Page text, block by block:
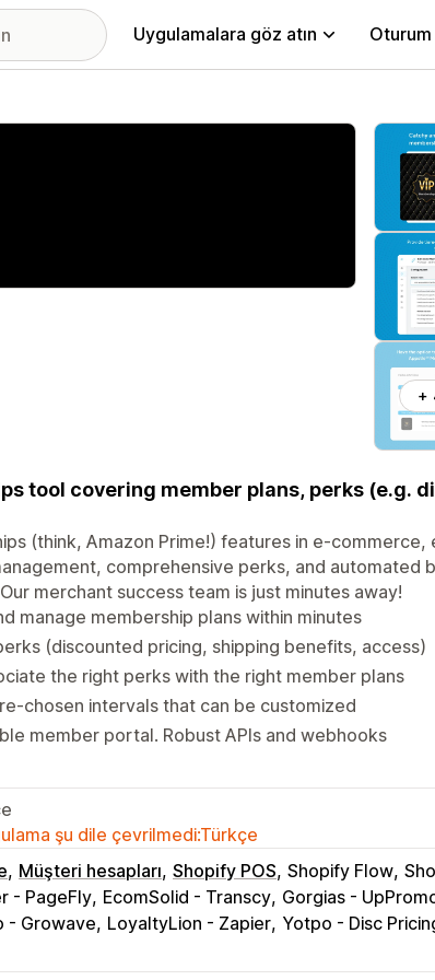
Uygulamalara göz atın
+
tool covering member plans, perks (e.g.
(think, Amazon Prime!) features in e-commerce,
comprehensive perks, and automated
merchant success team is just minutes away!
manage membership plans within minutes
(discounted pricing, shipping benefits, access)
the right perks with the right member plans
chosen intervals that can be customized
member portal. Robust APIs and webhooks
şu dile çevrilmedi:Türkçe
Müşteri hesapları Shopify POS Shopify Flow
- PageFly EcomSolid - Transcy Gorgias -
- Growave
LoyaltyLion - Zapier Yotpo - Disc